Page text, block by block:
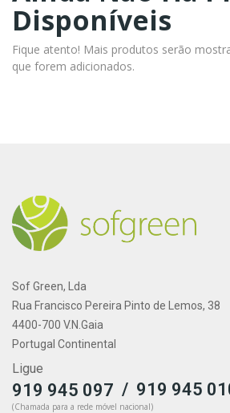
Disponíveis
Fique atento! Mais produtos serão
que forem adicionados.
Sof Green, Lda
Rua Francisco Pereira Pinto de Lemos, 38
4400-700 V.N.Gaia
Portugal Continental
Ligue
919 945 097 / 919 945
(Chamada para a rede móvel nacional)